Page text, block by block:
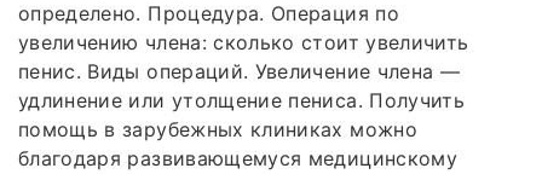
определено. Процедура. Операция по
увеличению члена: сколько стоит увеличить
пенис. Виды операций. Увеличение члена —
удлинение или утолщение пениса. Получить
помощь в зарубежных клиниках можно
благодаря развивающемуся медицинскому